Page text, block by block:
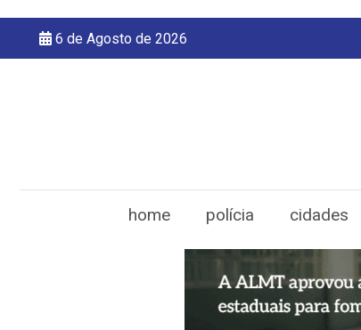
6 de Agosto de 2026
home polícia cidades